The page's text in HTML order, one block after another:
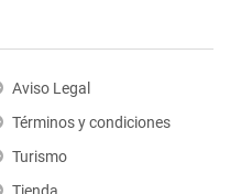
Aviso Legal
Términos y condiciones
Turismo